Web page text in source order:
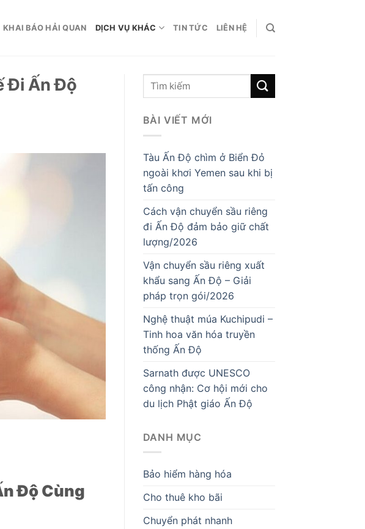
KHAI BÁO HẢI QUAN DỊCH VỤ KHÁC TIN TỨC LIÊN HỆ
Đi Ấn Độ
Độ Cùng
BÀI VIẾT MỚI
Tàu Ấn Độ chìm ở Biển Đỏ
ngoài khơi Yemen sau khi bị
tấn công
Cách vận chuyển sầu riêng
đi Ấn Độ đảm bảo giữ chất
lượng/2026
Vận chuyển sầu riêng xuất
khẩu sang Ấn Độ – Giải
pháp trọn gói/2026
Nghệ thuật múa Kuchipudi –
Tinh hoa văn hóa truyền
thống Ấn Độ
Sarnath được UNESCO
công nhận: Cơ hội mới cho
du lịch Phật giáo Ấn Độ
DANH MỤC
Bảo hiểm hàng hóa
Cho thuê kho bãi
Chuyển phát nhanh